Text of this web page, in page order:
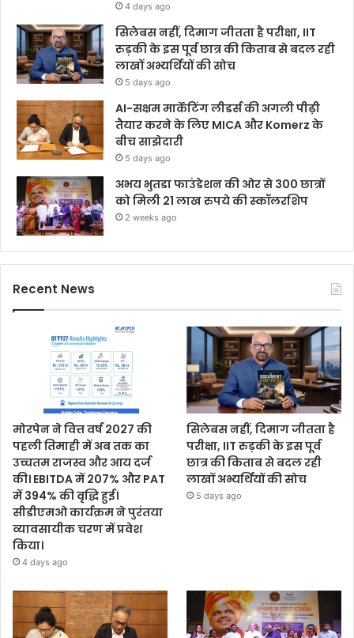
4 days ago
सिलेबस नहीं, दिमाग जीतता है परीक्षा, IIT
रुड़की के इस पूर्व छात्र की किताब से बदल रही
लाखों अभ्यर्थियों की सोच
5 days ago
AI-सक्षम मार्केटिंग लीडर्स की अगली पीढ़ी
तैयार करने के लिए MICA और Komerz के
बीच साझेदारी
5 days ago
अभय भुतडा फाउंडेशन की ओर से 300 छात्रों
को मिली 21 लाख रुपये की स्कॉलरशिप
2 weeks ago
Recent News
मोरपेन ने वित्त वर्ष 2027 की
पहली तिमाही में अब तक का
उच्चतम राजस्व और आय दर्ज
की। EBITDA में 207% और PAT
में 394% की वृद्धि हुई।
सीडीएमओ कार्यक्रम ने पुरंतया
व्यावसायीक चरण में प्रवेश
किया।
4 days ago
सिलेबस नहीं, दिमाग जीतता है
परीक्षा, IIT रुड़की के इस पूर्व
छात्र की किताब से बदल रही
लाखों अभ्यर्थियों की सोच
5 days ago